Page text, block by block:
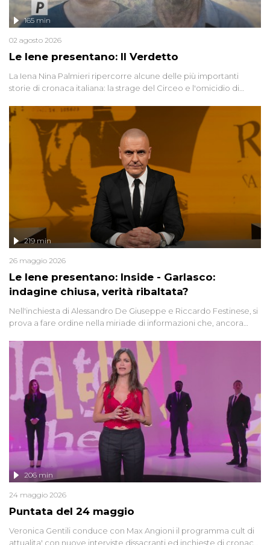
Le Iene presentano: Il Verdetto
165 min
02 agosto 2026
La Iena Nina Palmieri ripercorre alcune delle più importanti
storie di cronaca italiana: la strage del Circeo e l'omicidio di
Le Iene presentano: Inside - Garlasco:
indagine chiusa, verità ribaltata?
219 min
26 maggio 2026
Nell'inchiesta di Alessandro De Giuseppe e Riccardo Festinese, si
prova a fare ordine nella miriade di informazioni che, ancora
giudiziarie più discusse degli ultimi anni. Lo speciale ricostruisce la
vicenda mettendo in fila testimonianze, errori, dettagli
controversi e i protagonisti di un'indagine che sembra non avere
fine.
Puntata del 24 maggio
206 min
24 maggio 2026
Veronica Gentili conduce con Max Angioni il programma cult di
attualita' con nuove interviste dissacranti ed inchieste di cronaca